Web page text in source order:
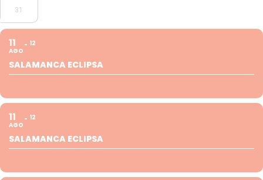
31
11
AGO
12
SALAMANCA ECLIPSA
11
AGO
12
SALAMANCA ECLIPSA